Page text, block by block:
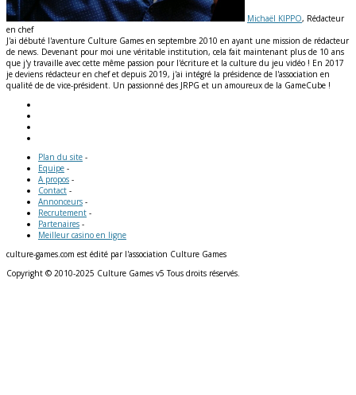
Michaël KIPPO, Rédacteur
en chef
J'ai débuté l'aventure Culture Games en septembre 2010 en ayant une mission de rédacteur
de news. Devenant pour moi une véritable institution, cela fait maintenant plus de 10 ans
que j'y travaille avec cette même passion pour l'écriture et la culture du jeu vidéo ! En 2017
je deviens rédacteur en chef et depuis 2019, j'ai intégré la présidence de l'association en
qualité de de vice-président. Un passionné des JRPG et un amoureux de la GameCube !
Plan du site -
Equipe -
A propos -
Contact -
Annonceurs -
Recrutement -
Partenaires -
Meilleur casino en ligne
culture-games.com est édité par l'association Culture Games
Copyright © 2010-2025 Culture Games v5 Tous droits réservés.